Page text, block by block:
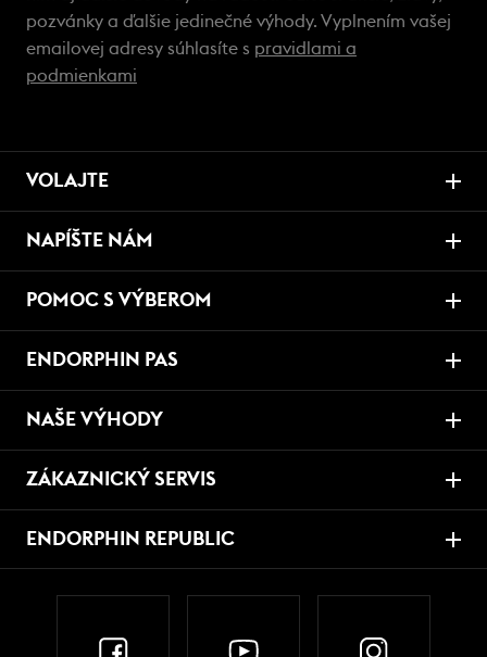
pozvánky a ďalšie jedinečné výhody. Vyplnením vašej
emailovej adresy súhlasíte s pravidlami a
podmienkami
VOLAJTE
NAPÍŠTE NÁM
POMOC S VÝBEROM
ENDORPHIN PAS
NAŠE VÝHODY
ZÁKAZNICKÝ SERVIS
ENDORPHIN REPUBLIC